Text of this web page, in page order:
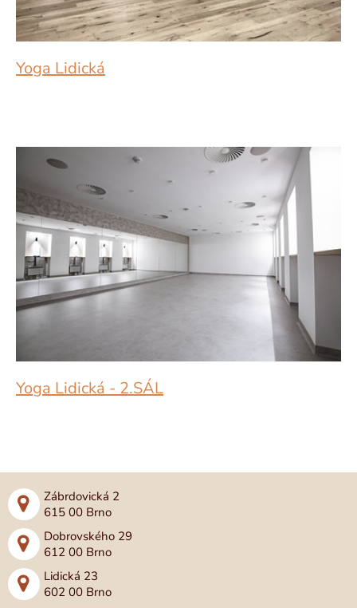
Yoga Lidická
Yoga Lidická - 2.SÁL
Zábrdovická 2
615 00 Brno
Dobrovského 29
612 00 Brno
Lidická 23
602 00 Brno